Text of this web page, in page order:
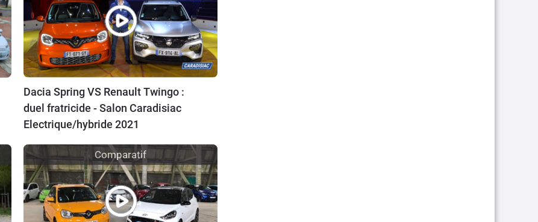
Dacia Spring VS Renault Twingo :
duel fratricide - Salon Caradisiac
Electrique/hybride 2021
Comparatif